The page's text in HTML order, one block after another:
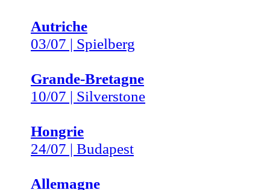
Autriche
03/07 | Spielberg
Grande-Bretagne
10/07 | Silverstone
Hongrie
24/07 | Budapest
Allemagne